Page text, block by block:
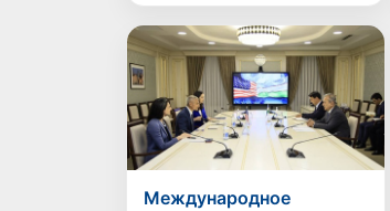
Международное